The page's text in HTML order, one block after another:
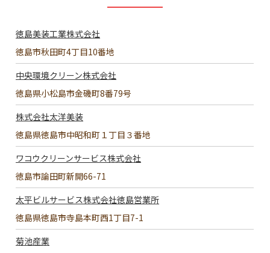
徳島美装工業株式会社
徳島市秋田町4丁目10番地
中央環境クリーン株式会社
徳島県小松島市金磯町8番79号
株式会社太洋美装
徳島県徳島市中昭和町１丁目３番地
ワコウクリーンサービス株式会社
徳島市論田町新開66-71
太平ビルサービス株式会社徳島営業所
徳島県徳島市寺島本町西1丁目7-1
菊池産業